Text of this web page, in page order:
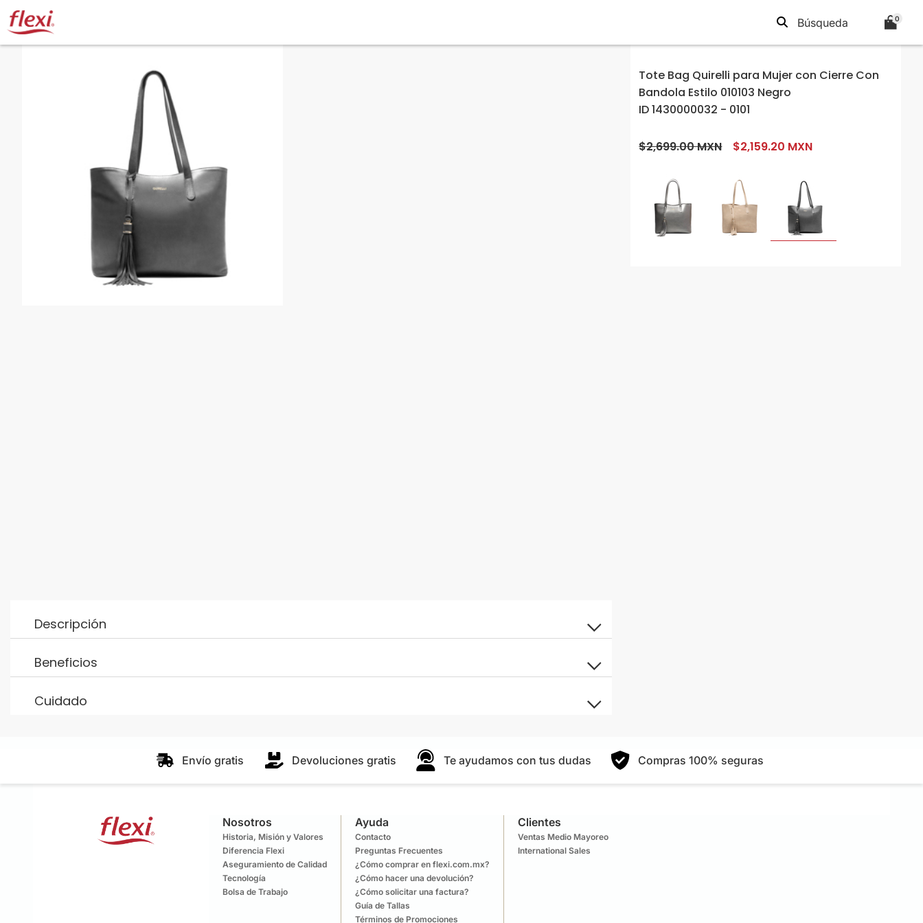
0
Tote Bag Quirelli para Mujer con Cierre Con
Bandola Estilo 010103 Negro
ID 1430000032 - 0101
$2,699.00 MXN $2,159.20 MXN
Descripción
Beneficios
Cuidado
Envío gratis Devoluciones gratis Te ayudamos con tus dudas Compras 100% seguras
Nosotros
Historia, Misión y Valores
Diferencia Flexi
Aseguramiento de Calidad
Tecnología
Bolsa de Trabajo
Ayuda
Contacto
Preguntas Frecuentes
¿Cómo comprar en flexi.com.mx?
¿Cómo hacer una devolución?
¿Cómo solicitar una factura?
Guía de Tallas
Términos de Promociones
Clientes
Ventas Medio Mayoreo
International Sales